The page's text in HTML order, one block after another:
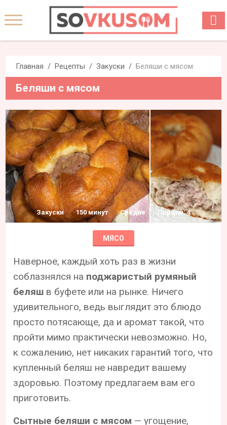
Главная Рецепты Закуски Беляши с мясом
Беляши с мясом
Закуски 150 минут Средне Порций: 4
МЯСО
Наверное, каждый хоть раз в жизни
соблазнялся на поджаристый румяный
беляш в буфете или на рынке. Ничего
удивительного, ведь выглядит это блюдо
просто потясающе, да и аромат такой, что
пройти мимо практически невозможно. Но,
к сожалению, нет никаких гарантий того, что
купленный беляш не навредит вашему
здоровью. Поэтому предлагаем вам его
приготовить.
Сытные беляши с мясом — угощение,